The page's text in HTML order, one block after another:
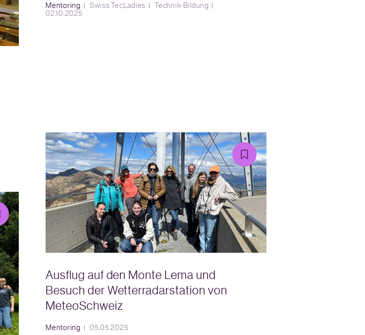
Mentoring Swiss TecLadies
Technik-Bildung
02.10.2025
Ausflug auf den Monte Lema und
Besuch der Wetterradarstation von
MeteoSchweiz
Mentoring 05.05.2025